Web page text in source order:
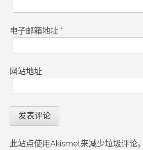
电子邮箱地址 *
网站地址
此站点使用Akismet来减少垃圾评论。